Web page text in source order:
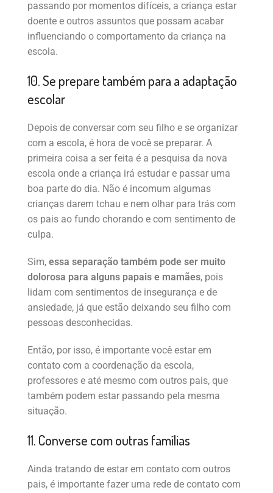
passando por momentos difíceis, a criança estar
doente e outros assuntos que possam acabar
influenciando o comportamento da criança na
escola.
10. Se prepare também para a adaptação
escolar
Depois de conversar com seu filho e se organizar
com a escola, é hora de você se preparar. A
primeira coisa a ser feita é a pesquisa da nova
escola onde a criança irá estudar e passar uma
boa parte do dia. Não é incomum algumas
crianças darem tchau e nem olhar para trás com
os pais ao fundo chorando e com sentimento de
culpa.
Sim, essa separação também pode ser muito
dolorosa para alguns papais e mamães, pois
lidam com sentimentos de insegurança e de
ansiedade, já que estão deixando seu filho com
pessoas desconhecidas.
Então, por isso, é importante você estar em
contato com a coordenação da escola,
professores e até mesmo com outros pais, que
também podem estar passando pela mesma
situação.
11. Converse com outras famílias
Ainda tratando de estar em contato com outros
pais, é importante fazer uma rede de contato com